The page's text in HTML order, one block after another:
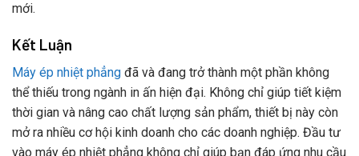
mới.
Kết Luận
Máy ép nhiệt phẳng đã và đang trở thành một phần không
thể thiếu trong ngành in ấn hiện đại. Không chỉ giúp tiết kiệm
thời gian và nâng cao chất lượng sản phẩm, thiết bị này còn
mở ra nhiều cơ hội kinh doanh cho các doanh nghiệp. Đầu tư
vào máy ép nhiệt phẳng không chỉ giúp bạn đáp ứng nhu cầu